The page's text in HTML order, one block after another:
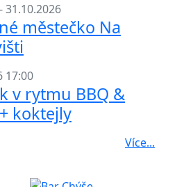
31.10.2026
městečko Na
17:00
v rytmu BBQ &
koktejly
Více...